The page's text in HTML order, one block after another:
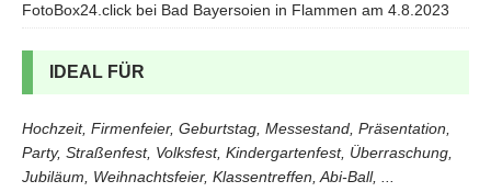
FotoBox24.click bei Bad Bayersoien in Flammen am 4.8.2023
IDEAL FÜR
Hochzeit, Firmenfeier, Geburtstag, Messestand, Präsentation,
Party, Straßenfest, Volksfest, Kindergartenfest, Überraschung,
Jubiläum, Weihnachtsfeier, Klassentreffen, Abi-Ball, ...